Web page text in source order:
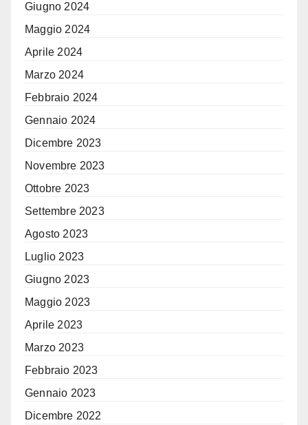
Giugno 2024
Maggio 2024
Aprile 2024
Marzo 2024
Febbraio 2024
Gennaio 2024
Dicembre 2023
Novembre 2023
Ottobre 2023
Settembre 2023
Agosto 2023
Luglio 2023
Giugno 2023
Maggio 2023
Aprile 2023
Marzo 2023
Febbraio 2023
Gennaio 2023
Dicembre 2022